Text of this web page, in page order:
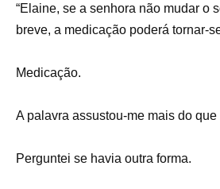
“Elaine, se a senhora não mudar o
breve, a medicação poderá tornar-
Medicação.
A palavra assustou-me mais do que
Perguntei se havia outra forma.